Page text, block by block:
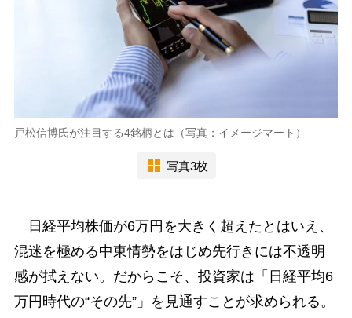
戸松信博氏が注目する4銘柄とは（写真：イメージマート）
写真3枚
日経平均株価が6万円を大きく超えたとはいえ、
混迷を極める中東情勢をはじめ先行きには不透明
感が拭えない。だからこそ、投資家は「日経平均6
万円時代の“その先”」を見通すことが求められる。